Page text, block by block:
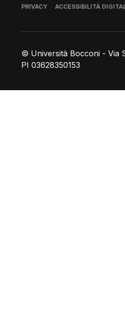
© Università Bocconi - Via
PI 03628350153
Piè di pagina
PRIVACY ACCESSIBILITÀ